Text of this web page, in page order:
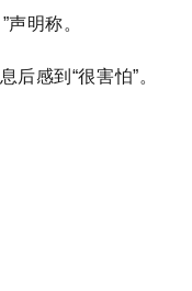
明称。
感到“很害怕”。